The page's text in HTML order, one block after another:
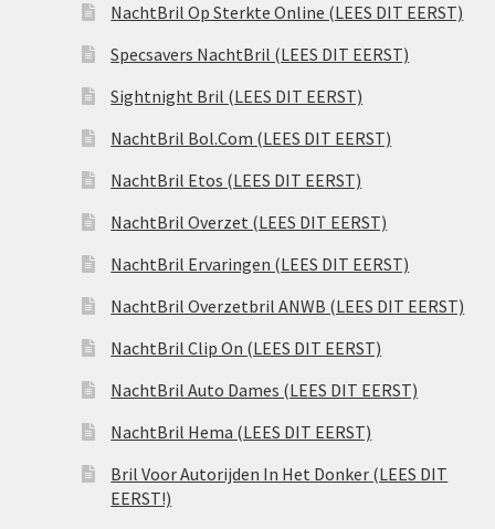
NachtBril Op Sterkte Online (LEES DIT EERST)
Specsavers NachtBril (LEES DIT EERST)
Sightnight Bril (LEES DIT EERST)
NachtBril Bol.Com (LEES DIT EERST)
NachtBril Etos (LEES DIT EERST)
NachtBril Overzet (LEES DIT EERST)
NachtBril Ervaringen (LEES DIT EERST)
NachtBril Overzetbril ANWB (LEES DIT EERST)
NachtBril Clip On (LEES DIT EERST)
NachtBril Auto Dames (LEES DIT EERST)
NachtBril Hema (LEES DIT EERST)
Bril Voor Autorijden In Het Donker (LEES DIT
EERST!)